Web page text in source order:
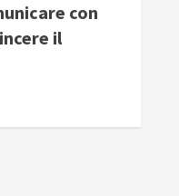
con
il